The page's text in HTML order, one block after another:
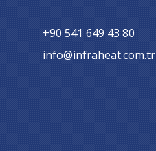
+90 541 649 43 80
info@infraheat.com.tr